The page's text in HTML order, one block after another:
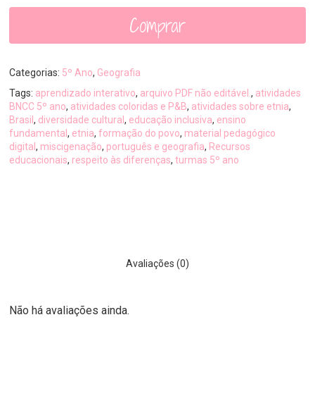
Comprar
Categorias: 5º Ano, Geografia
Tags: aprendizado interativo, arquivo PDF não editável., atividades
BNCC 5º ano, atividades coloridas e P&B, atividades sobre etnia,
Brasil, diversidade cultural, educação inclusiva, ensino
fundamental, etnia,formação do povo, material pedagógico
digital, miscigenação, português e geografia, Recursos
educacionais, respeito às diferenças,turmas 5º ano
Avaliações (0)
Não há avaliações ainda.